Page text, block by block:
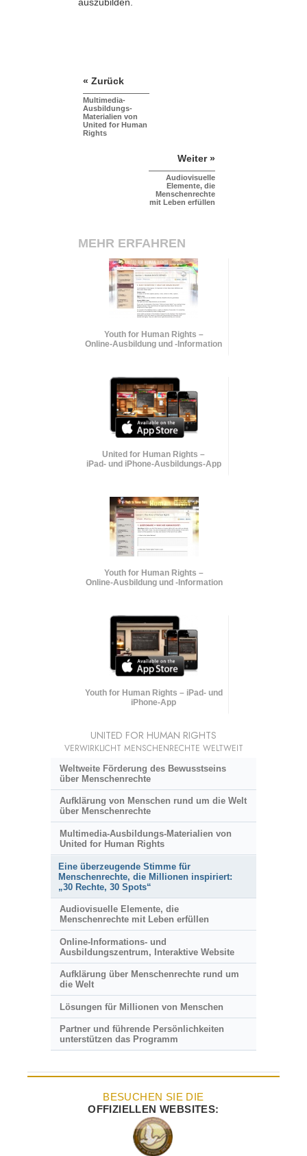
« Zurück
Multimedia-
Ausbildungs-
Materialien von
United for Human
Rights
Weiter »
Audiovisuelle
Elemente, die
Menschenrechte
mit Leben erfüllen
MEHR ERFAHREN
Youth for Human Rights –
Online-Ausbildung und-Information
United for Human Rights –
iPad- und iPhone-Ausbildungs-App
Youth for Human Rights –
Online-Ausbildung und -Information
Youth for Human Rights – iPad- und
iPhone-App
UNITED FOR HUMAN RIGHTS
VERWIRKLICHT MENSCHENRECHTE WELTWEIT
Weltweite Förderung des Bewusstseins
über Menschenrechte
Aufklärung von Menschen rund um die Welt
über Menschenrechte
Multimedia-Ausbildungs-Materialien von
United for Human Rights
Eine überzeugende Stimme für
Menschenrechte, die Millionen inspiriert:
„30 Rechte, 30 Spots“
Audiovisuelle Elemente, die
Menschenrechte mit Leben erfüllen
Online-Informations- und
Ausbildungszentrum, Interaktive Website
Aufklärung über Menschenrechte rund um
die Welt
Lösungen für Millionen von Menschen
Partner und führende Persönlichkeiten
unterstützen das Programm
BESUCHEN SIE DIE
OFFIZIELLEN WEBSITES: